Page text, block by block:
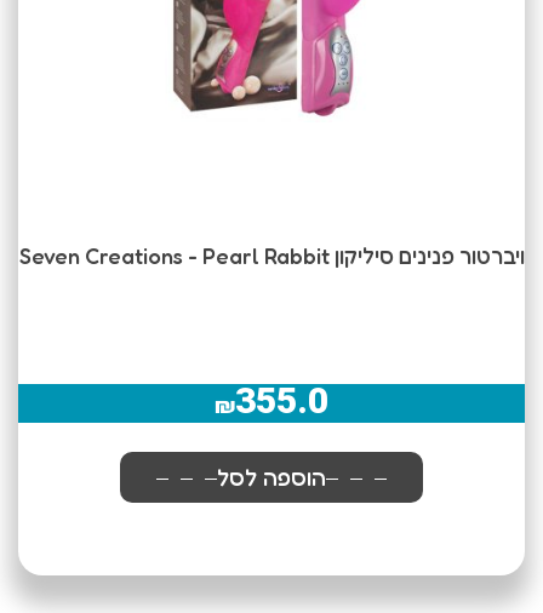
ויברטור פנינים סיליקון Seven Creations - Pearl Rabbit
₪355.0
הוספה לסל